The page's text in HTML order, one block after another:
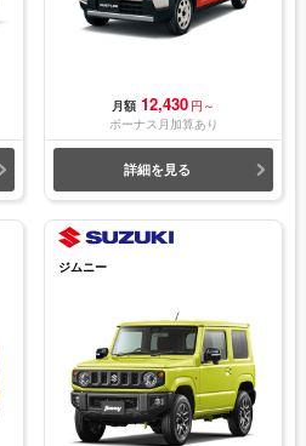
月額 12,430 円～
ボーナス月加算あり
詳細を見る
ジムニー